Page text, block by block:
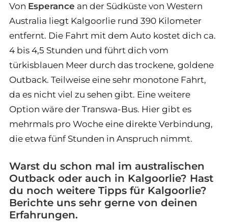
Von Esperance an der Südküste von Western
Australia liegt Kalgoorlie rund 390 Kilometer
entfernt. Die Fahrt mit dem Auto kostet dich ca.
4 bis 4,5 Stunden und führt dich vom
türkisblauen Meer durch das trockene, goldene
Outback. Teilweise eine sehr monotone Fahrt,
da es nicht viel zu sehen gibt. Eine weitere
Option wäre der Transwa-Bus. Hier gibt es
mehrmals pro Woche eine direkte Verbindung,
die etwa fünf Stunden in Anspruch nimmt.
Warst du schon mal im australischen
Outback oder auch in Kalgoorlie? Hast
du noch weitere Tipps für Kalgoorlie?
Berichte uns sehr gerne von deinen
Erfahrungen.